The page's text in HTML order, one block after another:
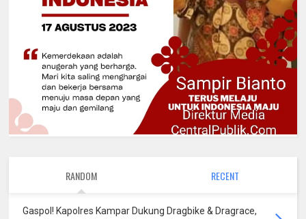
RANDOM RECENT
Gaspol! Kapolres Kampar Dukung Dragbike & Dragrace,